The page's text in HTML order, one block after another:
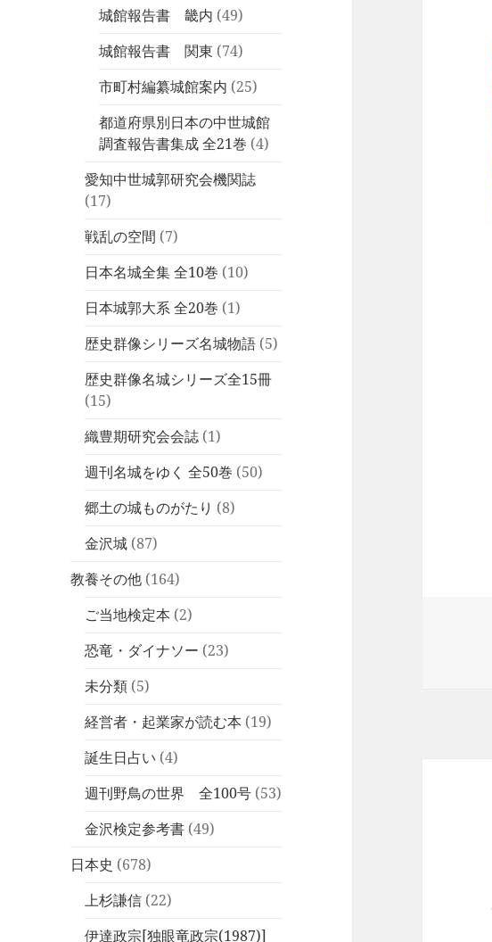
城館報告書 畿内 (49)
城館報告書 関東 (74)
市町村編纂城館案内 (25)
都道府県別日本の中世城館
調査報告書集成 全21巻 (4)
愛知中世城郭研究会機関誌
(17)
戦乱の空間 (7)
日本名城全集 全10巻 (10)
日本城郭大系 全20巻 (1)
歴史群像シリーズ名城物語 (5)
歴史群像名城シリーズ全15冊
(15)
織豊期研究会会誌 (1)
週刊名城をゆく 全50巻 (50)
郷土の城ものがたり (8)
金沢城 (87)
教養その他 (164)
ご当地検定本 (2)
恐竜・ダイナソー (23)
未分類 (5)
経営者・起業家が読む本 (19)
誕生日占い (4)
週刊野鳥の世界 全100号 (53)
金沢検定参考書 (49)
日本史 (678)
上杉謙信 (22)
伊達政宗[独眼竜政宗(1987)]